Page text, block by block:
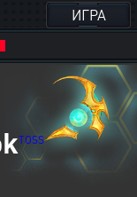
ИГРА
TOSS